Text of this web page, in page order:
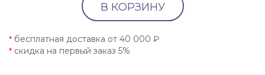
В КОРЗИНУ
* бесплатная доставка от 40 000 ₽
* скидка на первый заказ 5%